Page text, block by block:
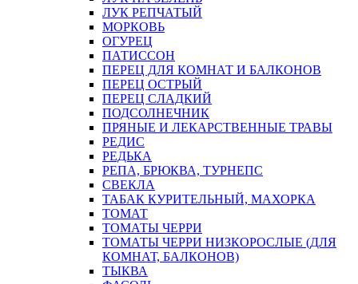
ЛУК РЕПЧАТЫЙ
МОРКОВЬ
ОГУРЕЦ
ПАТИССОН
ПЕРЕЦ ДЛЯ КОМНАТ И БАЛКОНОВ
ПЕРЕЦ ОСТРЫЙ
ПЕРЕЦ СЛАДКИЙ
ПОДСОЛНЕЧНИК
ПРЯНЫЕ И ЛЕКАРСТВЕННЫЕ ТРАВЫ
РЕДИС
РЕДЬКА
РЕПА, БРЮКВА, ТУРНЕПС
СВЕКЛА
ТАБАК КУРИТЕЛЬНЫЙ, МАХОРКА
ТОМАТ
ТОМАТЫ ЧЕРРИ
ТОМАТЫ ЧЕРРИ НИЗКОРОСЛЫЕ (ДЛЯ
КОМНАТ, БАЛКОНОВ)
ТЫКВА